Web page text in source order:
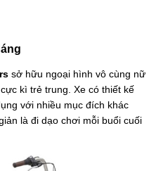
sở hữu ngoại hình vô cùng nữ
kì trẻ trung. Xe có thiết kế
với nhiều mục đích khác
là đi dạo chơi mỗi buổi cuối